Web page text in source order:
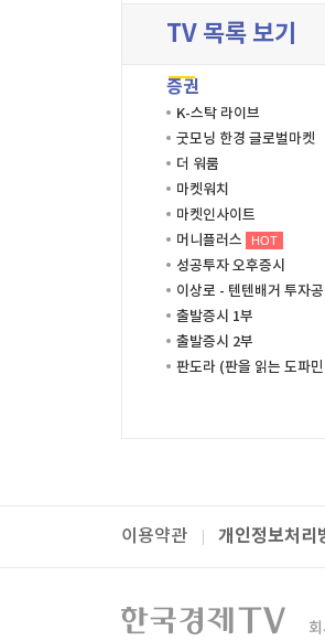
TV 목록 보기
증권
K-스탁 라이브
굿모닝 한경 글로벌마켓
더 워룸
마켓워치
마켓인사이트
머니플러스
HOT
성공투자 오후증시
이상로 - 텐텐배거 투자
출발증시 1부
출발증시 2부
판도라 (판을 읽는 도파
이용약관 개인정보처리
패밀리사이트
한국경제TV